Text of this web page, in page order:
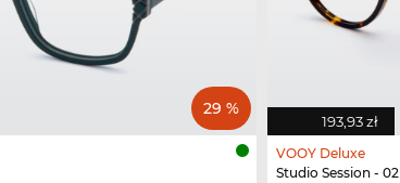
29 %
193,93 zł
VOOY Deluxe
Studio Session - 02